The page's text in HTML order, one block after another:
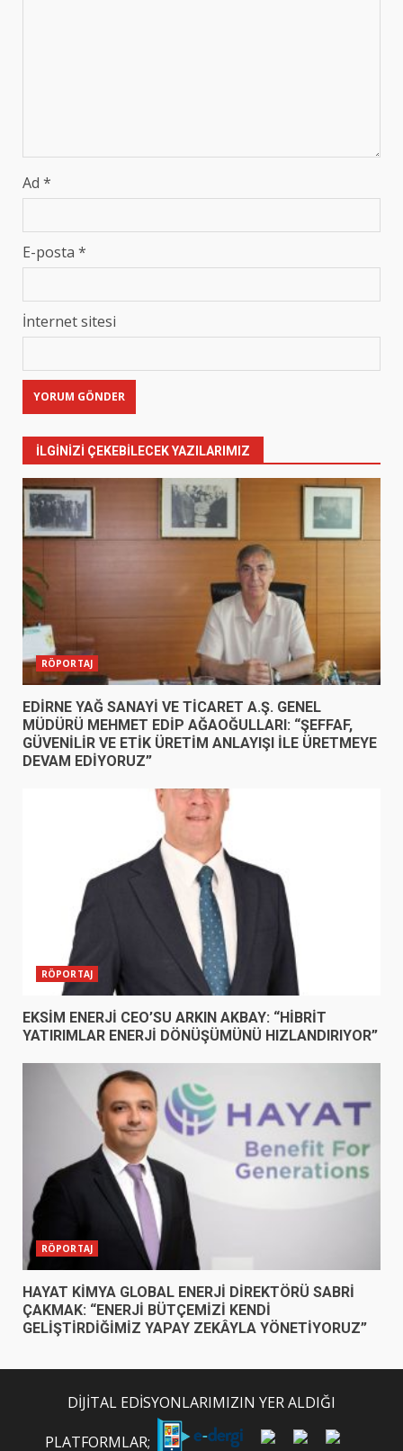
Ad *
E-posta *
İnternet sitesi
İLGINIZI ÇEKEBILECEK YAZILARIMIZ
RÖPORTAJ
EDİRNE YAĞ SANAYİ VE TİCARET A.Ş. GENEL
MÜDÜRÜ MEHMET EDİP AĞAOĞULLARI: “ŞEFFAF,
GÜVENİLİR VE ETİK ÜRETİM ANLAYIŞI İLE ÜRETMEYE
DEVAM EDİYORUZ”
RÖPORTAJ
EKSİM ENERJİ CEO’SU ARKIN AKBAY: “HİBRİT
YATIRIMLAR ENERJİ DÖNÜŞÜMÜNÜ HIZLANDIRIYOR”
RÖPORTAJ
HAYAT KİMYA GLOBAL ENERJİ DİREKTÖRÜ SABRİ
ÇAKMAK: “ENERJİ BÜTÇEMİZİ KENDİ
GELİŞTİRDİĞİMİZ YAPAY ZEKÂYLA YÖNETİYORUZ”
DİJİTAL EDİSYONLARIMIZIN YER ALDIĞI
PLATFORMLAR;